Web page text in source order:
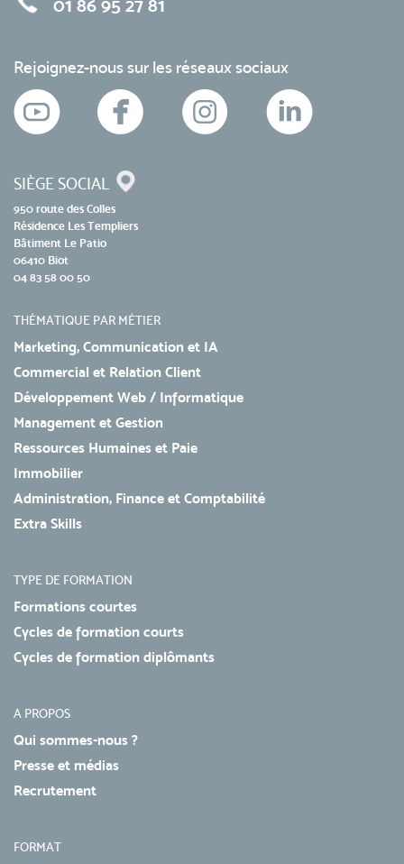
01 86 95 27 81
Rejoignez-nous sur les réseaux sociaux
SIÈGE SOCIAL
950 route des Colles
Résidence Les Templiers
Bâtiment Le Patio
06410 Biot
04 83 58 00 50
THÉMATIQUE PAR MÉTIER
Marketing, Communication et IA
Commercial et Relation Client
Développement Web / Informatique
Management et Gestion
Ressources Humaines et Paie
Immobilier
Administration, Finance et Comptabilité
Extra Skills
TYPE DE FORMATION
Formations courtes
Cycles de formation courts
Cycles de formation diplômants
A PROPOS
Qui sommes-nous ?
Presse et médias
Recrutement
FORMAT